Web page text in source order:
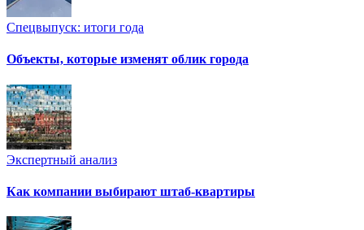
Спецвыпуск: итоги года
Объекты, которые изменят облик города
Экспертный анализ
Как компании выбирают штаб-квартиры